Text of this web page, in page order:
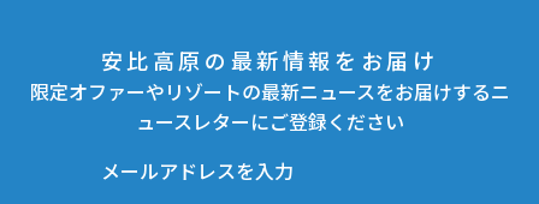
安比高原の最新情報をお届け
限定オファーやリゾートの最新ニュースをお届けするニ
ュースレターにご登録ください